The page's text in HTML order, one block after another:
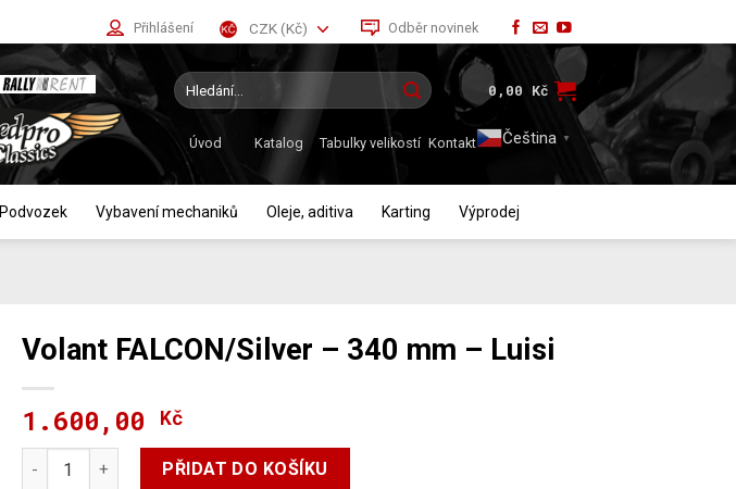
Přihlášení CZK (Kč) Odběr novinek
Hledat:
0,00 Kč
Úvod Katalog Tabulky velikostí Kontakt Čeština‎ ▼
Podvozek Vybavení mechaniků Oleje, aditiva Karting Výprodej
Volant FALCON/Silver – 340 mm – Luisi
1.600,00 Kč
Volant FALCON/Silver – 340 mm – Luisi množství
PŘIDAT DO KOŠÍKU